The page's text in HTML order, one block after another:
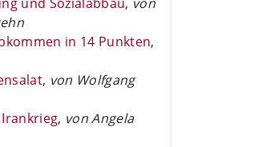
in 14 Punkten,
, von Wolfgang
, von Angela